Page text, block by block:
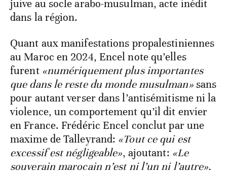
juive au socle arabo-musulman, acte inédit
dans la région.
Quant aux manifestations propalestiniennes
au Maroc en 2024, Encel note qu’elles
furent «numériquement plus importantes
que dans le reste du monde musulman»sans
pour autant verser dans l’antisémitisme ni la
violence, un comportement qu’il dit envier
en France. Frédéric Encel conclut par une
maxime de Talleyrand: «Tout ce qui est
excessif est négligeable», ajoutant: «Le
souverain marocain n’est ni l’un ni l’autre».